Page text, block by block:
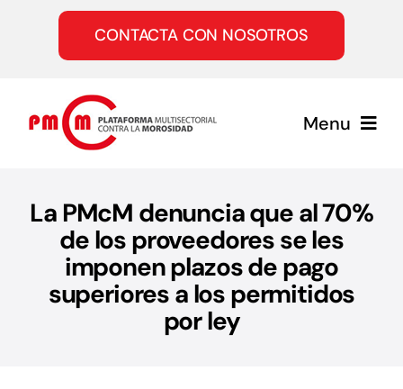
contenido
CONTACTA CON NOSOTROS
Menu
Quiénes somos
Servicios
La PMcM denuncia que al 70%
de los proveedores se les
imponen plazos de pago
superiores a los permitidos
por ley